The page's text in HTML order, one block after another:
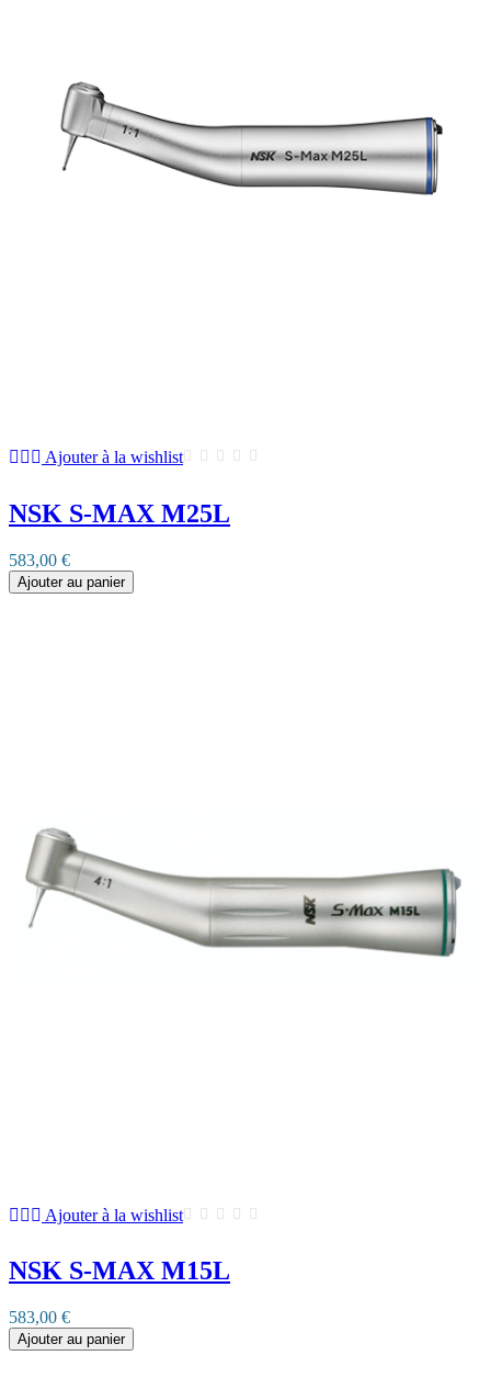
Ajouter à la wishlist
NSK S-MAX M25L
583,00 €
Ajouter au panier
Ajouter à la wishlist
NSK S-MAX M15L
583,00 €
Ajouter au panier